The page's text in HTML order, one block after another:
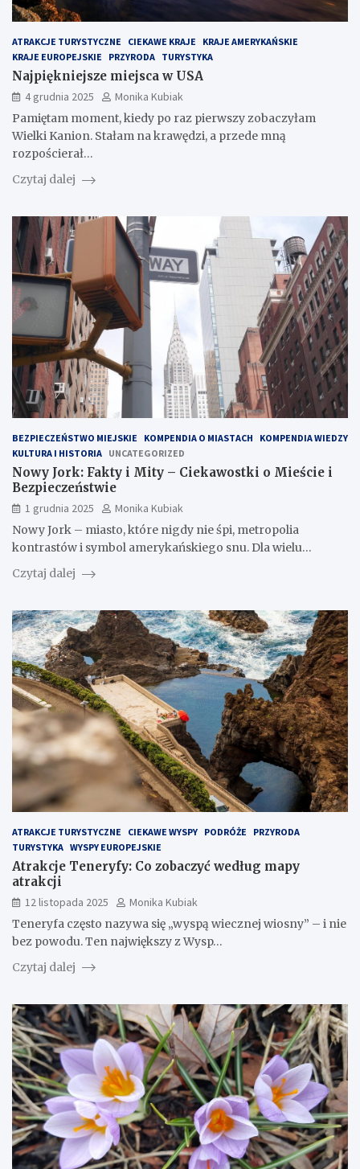
ATRAKCJE TURYSTYCZNE CIEKAWE KRAJE
KRAJE AMERYKAŃSKIE
KRAJE EUROPEJSKIE
PRZYRODA TURYSTYKA
Najpiękniejsze miejsca w USA
4 grudnia 2025
Monika Kubiak
Pamiętam moment, kiedy po raz pierwszy zobaczyłam
Wielki Kanion. Stałam na krawędzi, a przede mną
rozpościerał…
Czytaj dalej
BEZPIECZEŃSTWO MIEJSKIE KOMPENDIA O MIASTACH
KOMPENDIA WIEDZY
KULTURA I HISTORIA UNCATEGORIZED
Nowy Jork: Fakty i Mity – Ciekawostki o Mieście i
Bezpieczeństwie
1 grudnia 2025
Monika Kubiak
Nowy Jork – miasto, które nigdy nie śpi, metropolia
kontrastów i symbol amerykańskiego snu. Dla wielu…
Czytaj dalej
ATRAKCJE TURYSTYCZNE CIEKAWE WYSPY PODRÓŻE
PRZYRODA
TURYSTYKA WYSPY EUROPEJSKIE
Atrakcje Teneryfy: Co zobaczyć według mapy
atrakcji
12 listopada 2025
Monika Kubiak
Teneryfa często nazywa się „wyspą wiecznej wiosny” – i nie
bez powodu. Ten największy z Wysp…
Czytaj dalej